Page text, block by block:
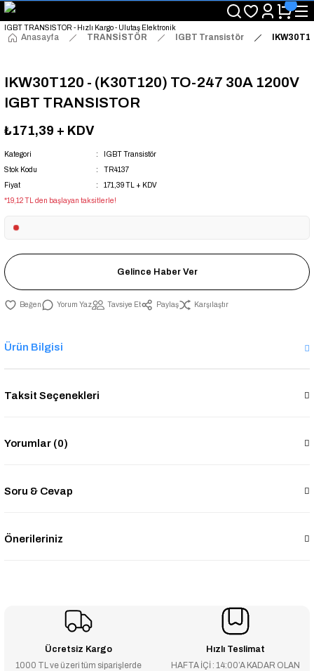
"Saat 14:00'a Kadar Verilen Siparişlerde Aynı Gün Kargo Avantajı!
"Binlerce Ürün Çeşitliliği ile Stoktan Hemen Teslim."
"Toptan Fiyatına Perakende Satış Avantajını Kaçırmayın!"
Anasayfa TRANSİSTÖR IGBT Transistör
IKW30T120 - (K30T120) TO-247 30A 1200V
IGBT TRANSISTOR
₺171,39 + KDV
Kategori
IGBT Transistör
Stok Kodu
TR4137
Fiyat
171,39 TL + KDV
*19,12 TL den başlayan taksitlerle!
Gelince Haber Ver
Yorum Yaz Tavsiye Et Paylaş Karşılaştır
Ürün Bilgisi
Taksit Seçenekleri
Yorumlar (0)
Soru & Cevap
Önerileriniz
Ücretsiz Kargo
1000 TL ve üzeri tüm siparişlerde
Hızlı Teslimat
HAFTA İÇİ : 14:00’A KADAR OLAN